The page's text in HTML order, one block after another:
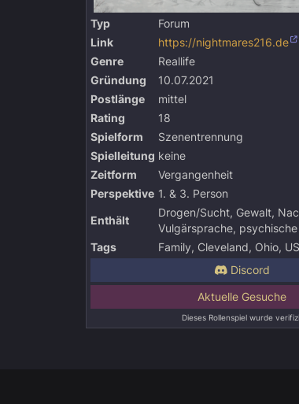
Typ
Forum
Link
https://nightmares216.de
Genre
Reallife
Gründung
10.07.2021
Postlänge
mittel
Rating
18
Spielform
Szenentrennung
Spielleitung keine
Zeitform
Vergangenheit
Perspektive 1. & 3. Person
Enthält
Drogen/Sucht, Gewalt,
Vulgärsprache,
Tags
Family, Cleveland, Ohio,
Discord
Aktuelle Gesuche
Dieses Rollenspiel wurde